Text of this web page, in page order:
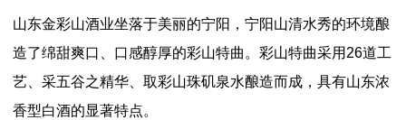
山东金彩山酒业坐落于美丽的宁阳，宁阳山清水秀的环境酿
造了绵甜爽口、口感醇厚的彩山特曲。彩山特曲采用26道工
艺、采五谷之精华、取彩山珠矶泉水酿造而成，具有山东浓
香型白酒的显著特点。